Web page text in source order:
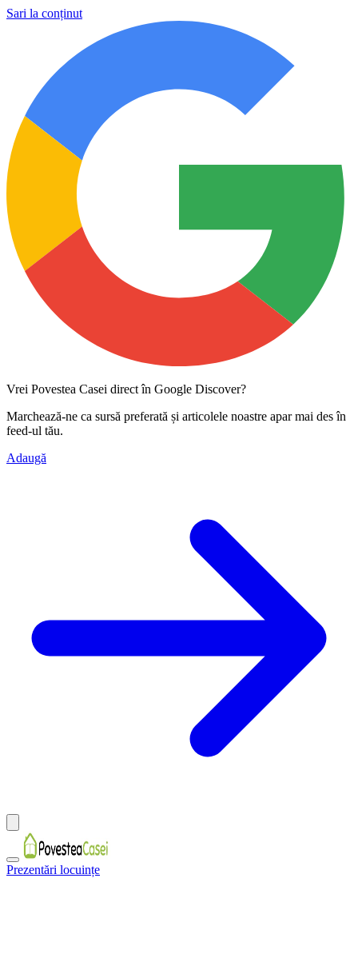
Sari la conținut
Vrei Povestea Casei direct în Google Discover?
Marchează-ne ca sursă preferată și articolele noastre apar mai des în
feed-ul tău.
Adaugă
Prezentări locuințe